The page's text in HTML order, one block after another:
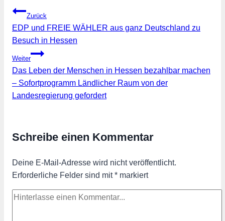
Beitragsnavigation
Zurück
EDP und FREIE WÄHLER aus ganz Deutschland zu
Besuch in Hessen
Weiter
Das Leben der Menschen in Hessen bezahlbar machen
– Sofortprogramm Ländlicher Raum von der
Landesregierung gefordert
Schreibe einen Kommentar
Deine E-Mail-Adresse wird nicht veröffentlicht.
Erforderliche Felder sind mit* markiert